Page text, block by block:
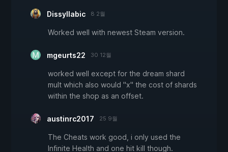
Dissyllabic 8 2월
Worked well with newest Steam version.
mgeurts22 30 12월
worked well except for the dream shard
mult which also would "x" the cost of shards
within the shop as an offset.
austinrc2017 25 9월
The Cheats work good, i only used the
Infinite Health and one hit kill though.